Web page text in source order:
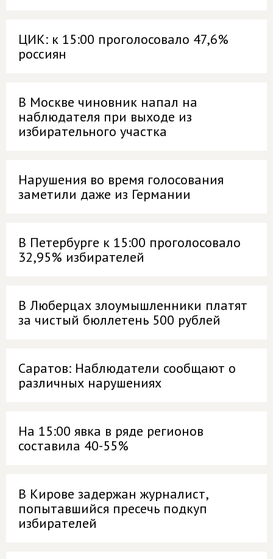
ЦИК: к 15:00 проголосовало 47,6%
россиян
В Москве чиновник напал на
наблюдателя при выходе из
избирательного участка
Нарушения во время голосования
заметили даже из Германии
В Петербурге к 15:00 проголосовало
32,95% избирателей
В Люберцах злоумышленники платят
за чистый бюллетень 500 рублей
Саратов: Наблюдатели сообщают о
различных нарушениях
На 15:00 явка в ряде регионов
составила 40-55%
В Кирове задержан журналист,
попытавшийся пресечь подкуп
избирателей